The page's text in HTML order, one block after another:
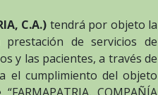
C.A.) tendrá por objeto la
de servicios de
y las pacientes, a través de
el cumplimiento del objeto